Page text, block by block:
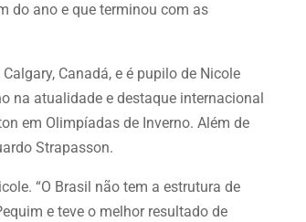
do ano e que terminou com as
Canadá, e é pupilo de Nicole
na atualidade e destaque internacional
em Olimpíadas de Inverno. Além de
Strapasson.
“O Brasil não tem a estrutura de
e teve o melhor resultado de